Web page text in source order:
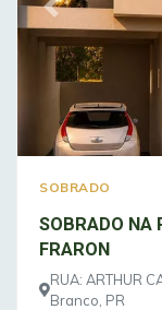
Previous
SOBRADO
SOBRADO NA
FRARON
RUA: ARTHUR
Branco, PR